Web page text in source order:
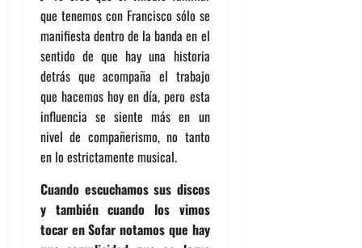
que tenemos con Francisco sólo se
manifiesta dentro de la banda en el
sentido de que hay una historia
detrás que acompaña el trabajo
que hacemos hoy en día, pero esta
influencia se siente más en un
nivel de compañerismo, no tanto
en lo estrictamente musical.
Cuando escuchamos sus discos
y también cuando los vimos
tocar en Sofar notamos que hay